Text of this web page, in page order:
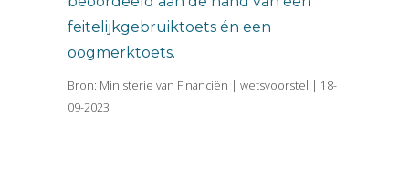
feitelijkgebruiktoets én een
oogmerktoets.
Bron: Ministerie van Financiën | wetsvoorstel | 18-
09-2023